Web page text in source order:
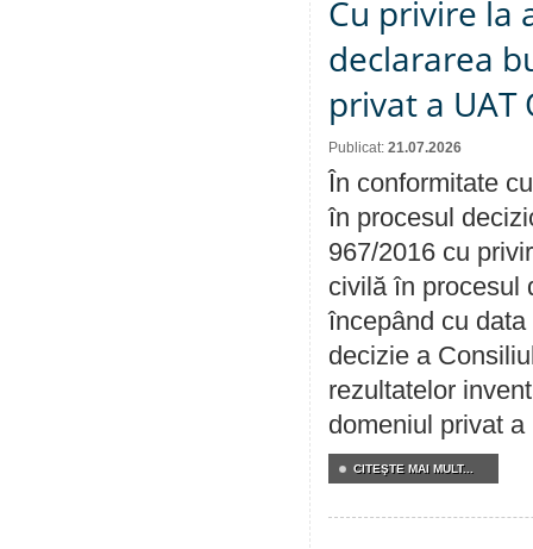
Cu privire la
declararea
privat a UAT
Publicat: 21.07.2026
În conformitate
în procesul
967/2016 cu
civilă în procesul
începând cu
decizie a
rezultatelor
domeniul privat a
CITEŞTE MAI MULT...